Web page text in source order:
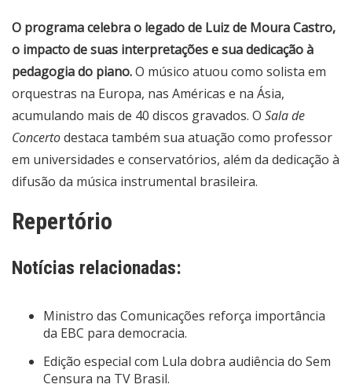
O programa celebra o legado de Luiz de Moura Castro,
o impacto de suas interpretações e sua dedicação à
pedagogia do piano.O músico atuou como solista em
orquestras na Europa, nas Américas e na Ásia,
acumulando mais de 40 discos gravados. O Sala de
Concertodestaca também sua atuação como professor
em universidades e conservatórios, além da dedicação à
difusão da música instrumental brasileira.
Repertório
Notícias relacionadas:
Ministro das Comunicações reforça importância
da EBC para democracia.
Edição especial com Lula dobra audiência do Sem
Censura na TV Brasil.